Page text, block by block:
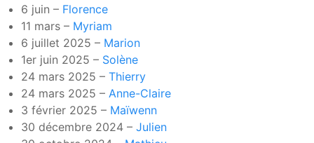
6 juin – Florence
11 mars – Myriam
6 juillet 2025 – Marion
1er juin 2025 – Solène
24 mars 2025 – Thierry
24 mars 2025 – Anne-Claire
3 février 2025 – Maïwenn
30 décembre 2024 – Julien